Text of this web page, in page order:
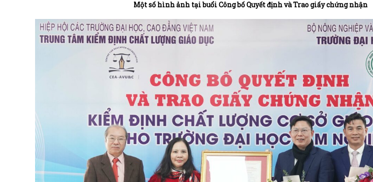
Một số hình ảnh tại buổi Công bố Quyết định và Trao giấy chứng nhận